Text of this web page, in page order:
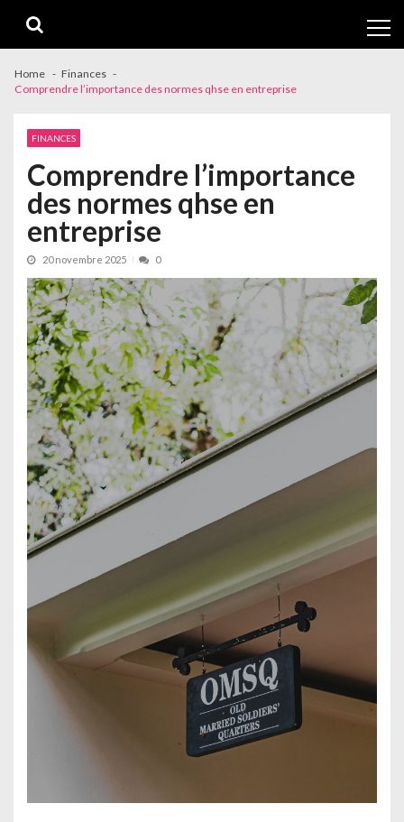
navigation
content
Home
Finances
Comprendre l’importance des normes qhse en entreprise
FINANCES
Comprendre l’importance
des normes qhse en
entreprise
20 novembre 2025 0